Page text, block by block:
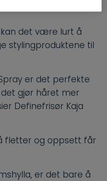
det være lurt å
stylingproduktene til
er det perfekte
gjør håret mer
Definefrisør Kaja
fletter og oppsett får
er det bare å